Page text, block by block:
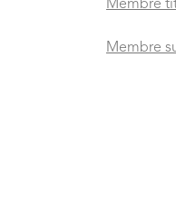
Membre
Membre